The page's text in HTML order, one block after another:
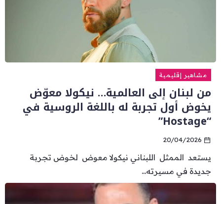
مشاهير إقليمية
من لبنان إلى العالمية… نيكولا معوّض
يخوض أول تجربة له باللغة الروسية في
“Hostage”
20/04/2026
يستعد الممثل اللبناني نيكولا معوض لخوض تجربة
جديدة في مسيرته...